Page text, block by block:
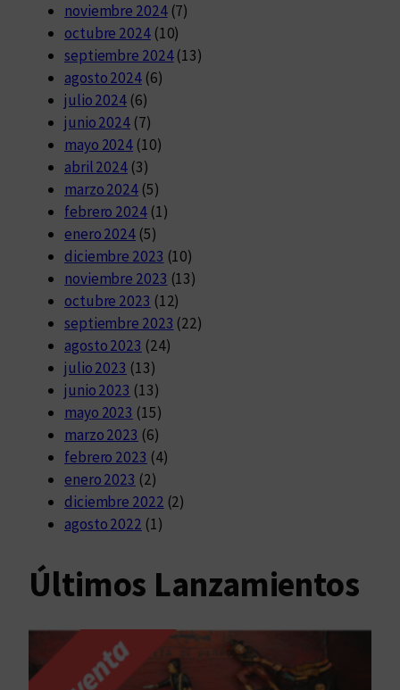
noviembre 2024(7)
octubre 2024(10)
septiembre 2024(13)
agosto 2024(6)
julio 2024 (6)
junio 2024 (7)
mayo 2024 (10)
abril 2024 (3)
marzo 2024 (5)
febrero 2024(1)
enero 2024 (5)
diciembre 2023 (10)
noviembre 2023 (13)
octubre 2023 (12)
septiembre 2023 (22)
agosto 2023 (24)
julio 2023 (13)
junio 2023 (13)
mayo 2023 (15)
marzo 2023 (6)
febrero 2023 (4)
enero 2023 (2)
diciembre 2022 (2)
agosto 2022 (1)
Últimos Lanzamientos